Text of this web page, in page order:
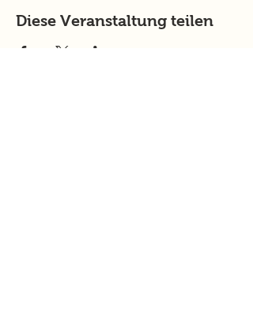
Diese Veranstaltung teilen